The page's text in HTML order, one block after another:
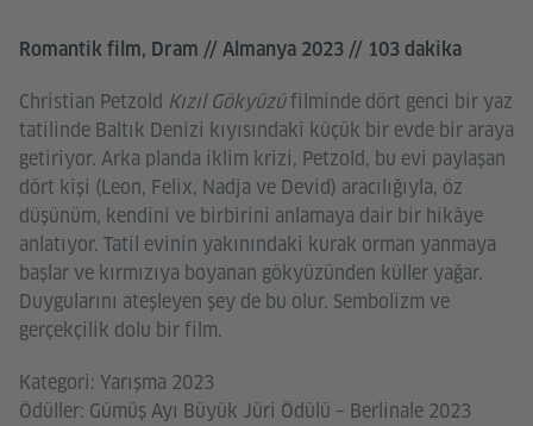
Romantik film, Dram // Almanya 2023 // 103 dakika
Christian Petzold Kızıl Gökyüzüfilminde dört genci bir yaz
tatilinde Baltık Denizi kıyısındaki küçük bir evde bir araya
getiriyor. Arka planda iklim krizi, Petzold, bu evi paylaşan
dört kişi (Leon, Felix, Nadja ve Devid) aracılığıyla, öz
düşünüm, kendini ve birbirini anlamaya dair bir hikâye
anlatıyor. Tatil evinin yakınındaki kurak orman yanmaya
başlar ve kırmızıya boyanan gökyüzünden küller yağar.
Duygularını ateşleyen şey de bu olur. Sembolizm ve
gerçekçilik dolu bir film.
Kategori: Yarışma 2023
Ödüller: Gümüş Ayı Büyük Jüri Ödülü – Berlinale 2023